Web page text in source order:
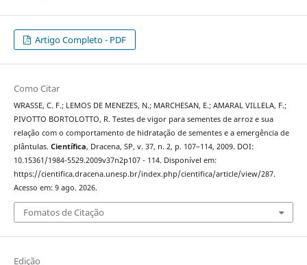
Artigo Completo - PDF
Como Citar
WRASSE, C. F.; LEMOS DE MENEZES, N.; MARCHESAN, E.; AMARAL VILLELA, F.;
PIVOTTO BORTOLOTTO, R. Testes de vigor para sementes de arroz e sua
relação com o comportamento de hidratação de sementes e a emergência de
plântulas. Científica, Dracena, SP, v. 37, n. 2, p. 107–114, 2009. DOI:
10.15361/1984-5529.2009v37n2p107 - 114. Disponível em:
https://cientifica.dracena.unesp.br/index.php/cientifica/article/view/287.
Acesso em: 9 ago. 2026.
Fomatos de Citação
Edição